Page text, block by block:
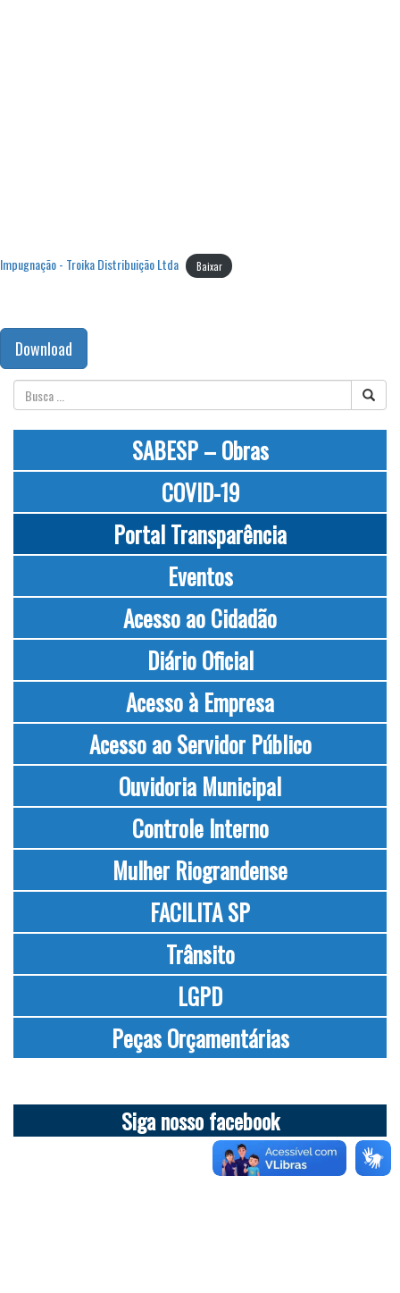
Impugnação - Troika Distribuição Ltda Baixar
Download
SABESP – Obras
COVID-19
Portal Transparência
Eventos
Acesso ao Cidadão
Diário Oficial
Acesso à Empresa
Acesso ao Servidor Público
Ouvidoria Municipal
Controle Interno
Mulher Riograndense
FACILITA SP
Trânsito
LGPD
Peças Orçamentárias
Siga nosso facebook